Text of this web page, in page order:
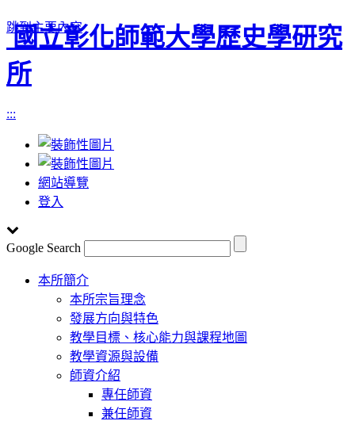
跳到主要內容
國立彰化師範大學歷史學研究
所
:::
網站導覽
登入
Google Search
Toggle
navigation
本所簡介
本所宗旨理念
發展方向與特色
教學目標、核心能力與課程地圖
教學資源與設備
師資介紹
專任師資
兼任師資